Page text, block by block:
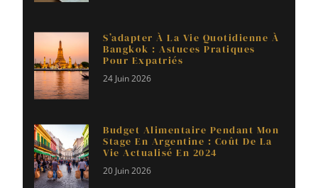
S’adapter À La Vie Quotidienne À
Bangkok : Astuces Pratiques
Pour Expatriés
24 Juin 2026
Budget Alimentaire Pendant Mon
Stage En Argentine : Coût De La
Vie Actualisé En 2024
20 Juin 2026